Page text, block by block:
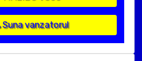
Suna vanzatorul